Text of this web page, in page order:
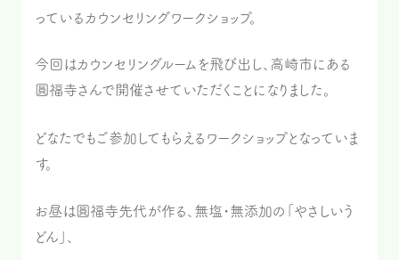
っているカウンセリングワークショップ。
今回はカウンセリングルームを飛び出し、高崎市にある
圓福寺さんで開催させていただくことになりました。
どなたでもご参加してもらえるワークショップとなっていま
す。
お昼は圓福寺先代が作る、無塩・無添加の「やさしいう
どん」、